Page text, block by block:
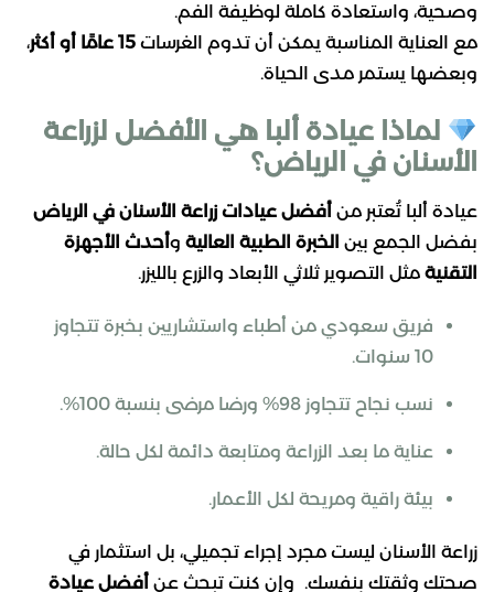
وصحية، واستعادة كاملة لوظيفة الفم.
مع العناية المناسبة يمكن أن تدوم الغرسات 15 عامًا أو أكثر
،
وبعضها يستمر مدى الحياة.
لماذا عيادة ألبا هي الأفضل لزراعة
الأسنان في الرياض؟
عيادة ألبا تُعتبر من أفضل عيادات زراعة الأسنان في الرياض
بفضل الجمع بين الخبرة الطبية العالية و أحدث الأجهزة
التقنية مثل التصوير ثلاثي الأبعاد والزرع بالليزر.
فريق سعودي من أطباء واستشاريين بخبرة تتجاوز
10 سنوات.
نسب نجاح تتجاوز 98% ورضا مرضى بنسبة 100%.
عناية ما بعد الزراعة ومتابعة دائمة لكل حالة.
بيئة راقية ومريحة لكل الأعمار.
زراعة الأسنان ليست مجرد إجراء تجميلي، بل استثمار في
صحتك وثقتك بنفسك. وإن كنت تبحث عن أفضل عيادة